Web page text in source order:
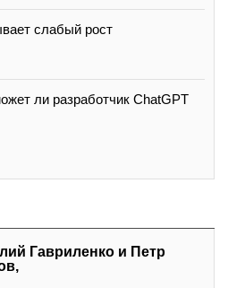
слабый рост
ли разработчик ChatGPT
Гавриленко и Петр